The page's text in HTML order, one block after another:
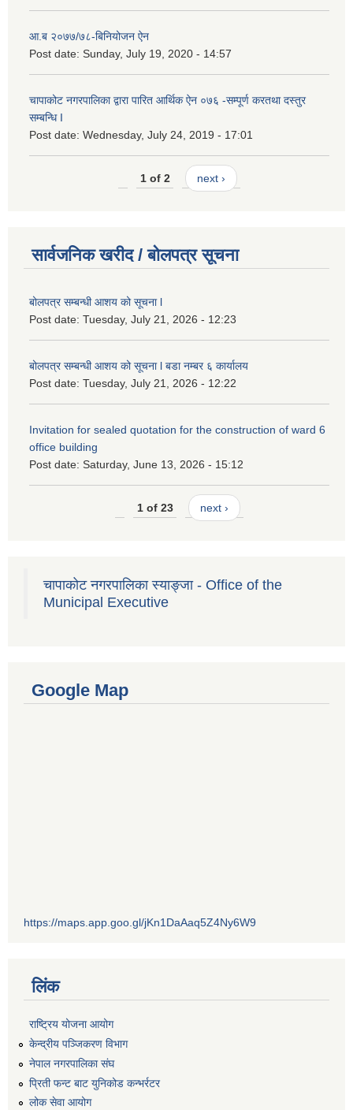
आ.ब २०७७/७८-बिनियोजन ऐन
Post date: Sunday, July 19, 2020 - 14:57
चापाकोट नगरपालिका द्वारा पारित आर्थिक ऐन ०७६ -सम्पूर्ण करतथा दस्तुर
सम्बन्धि I
Post date: Wednesday, July 24, 2019 - 17:01
1 of 2 next ›
सार्वजनिक खरीद / बोलपत्र सूचना
बोलपत्र सम्बन्धी आशय को सूचना l
Post date: Tuesday, July 21, 2026 - 12:23
बोलपत्र सम्बन्धी आशय को सूचना l बडा नम्बर ६ कार्यालय
Post date: Tuesday, July 21, 2026 - 12:22
Invitation for sealed quotation for the construction of ward 6
office building
Post date: Saturday, June 13, 2026 - 15:12
1 of 23 next ›
चापाकोट नगरपालिका स्याङ्जा - Office of the
Municipal Executive
Google Map
https://maps.app.goo.gl/jKn1DaAaq5Z4Ny6W9
लिंक
राष्ट्रिय योजना आयोग
केन्द्रीय पञ्जिकरण विभाग
नेपाल नगरपालिका संघ
प्रिती फन्ट बाट युनिकोड कन्भर्रटर
लोक सेवा आयोग